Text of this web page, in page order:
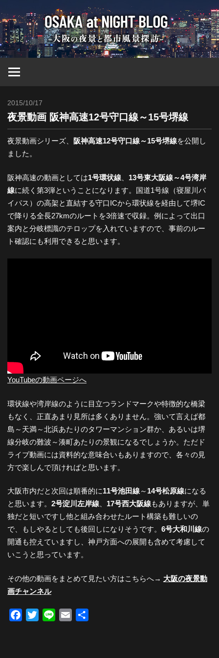
ン
テ
ン
ツ
大
阪
ブ
ロ
グ
-
と
都
市
風
景
探
2015/10/17
夜景動画 阪神高速12号守口線～15号堺線
夜景動画シリーズ、 阪神高速12号守口線～15号堺線を公開し
ました。
阪神高速の動画としては1号環状線
13号東大阪線～4号湾岸
線に続く第3弾ということになります。国道1号線（寝屋川バ
イパス）の高架と直結する守口ICから環状線を経由して堺IC
で降りる全長27kmのルートを3倍速で収録。例によって出口
案内と分岐標識のテロップを入れていますので、事前のルー
ト確認にも利用できると思います。
YouTubeの動画ページへ
環状線や湾岸線のように目立つランドマークや特徴的な橋梁
もなく、正直あまり見所は多くありません。強いて言えば都
島～天満～北浜あたりのタワーマンション群か、あるいは堺
線分岐の難波～湊町あたりの景観になるでしょうか。ただド
ライブ動画には資料的な意味合いもありますので、各々の見
方で楽しんで頂ければと思います。
大阪市内だと次回は順番的に11号池田線～ 14号松原線になる
と思います。 2号淀川左岸線 17号西大阪線もありますが、単
独だと短いですし他と組み合わせたルート構築も難しいの
で、もしやるとしても後回しになりそうです。 6号大和川線の
開通も控えていますし、神戸方面への展開も含めて考慮して
いこうと思っています。
その他の動画をまとめて見たい方はこちらへ→ 大阪の夜景動
画チャンネル
Facebook
TwitterLine Email